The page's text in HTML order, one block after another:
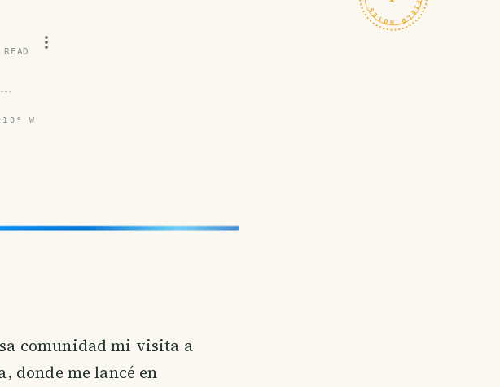
W
comunidad mi visita a
donde me lancé en